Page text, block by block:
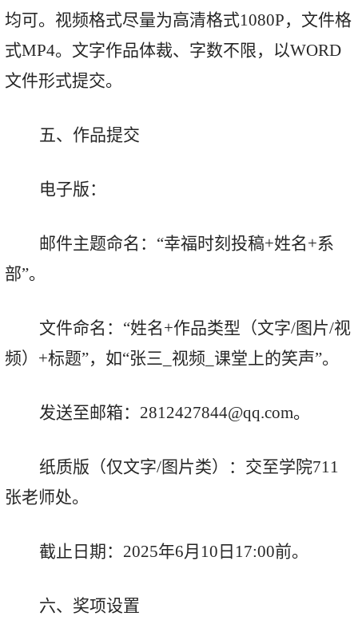
均可。视频格式尽量为高清格式1080P，文件格
式MP4。文字作品体裁、字数不限，以WORD
文件形式提交。
五、作品提交
电子版：
邮件主题命名： “幸福时刻投稿+姓名+系
部”。
文件命名： “姓名+作品类型（文字/图片/视
频）+标题”，如“张三_视频_课堂上的笑声”。
发送至邮箱： 2812427844@qq.com。
纸质版（仅文字/图片类）：交至学院711
张老师处。
截止日期： 2025年6月10日17:00前。
六、奖项设置